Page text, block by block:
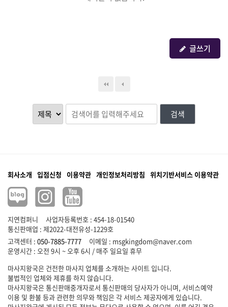
글쓰기
검색
회사소개 입점신청 이용약관 개인정보처리방침 위치기반서비스 이용약관
지연컴퍼니
사업자등록번호 : 454-18-01540
통신판매업 : 제2022-대전유성-1229호
고객센터 : 050-7885-7777 이메일 : msgkingdom@naver.com
마사지왕국은 건전한 마사지 업체를 소개하는 사이트 입니다.
불법적인 업체와 제휴를 하지 않습니다.
마사지왕국은 통신판매중개자로서 통신판매의 당사자가 아니며, 서비스예약
이용 및 환불 등과 관련한 의무와 책임은 각 서비스 제공자에게 있습니다.